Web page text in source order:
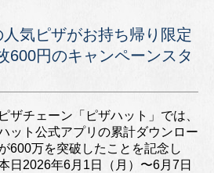
気ピザがお持ち帰り限定
600円のキャンペーンスタ
ザチェーン「ピザハット」では、
ット公式アプリの累計ダウンロー
600万を突破したことを記念し
日2026年6月1日（月）〜6月7日